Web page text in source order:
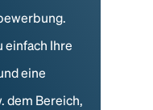
einfach Ihre
eine
dem Bereich,